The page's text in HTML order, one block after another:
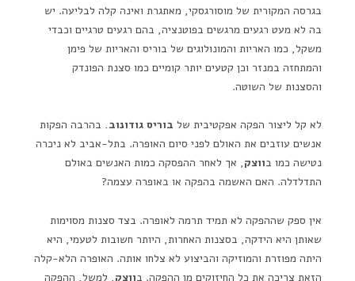
בגרסה המקורית של מוסורגסקי, מאתגרת ואינה קלה לבליעה. יש
בה לא מעט רגעים מרגשים בפוטנציה, בהם רגעים טרגיים וכבדי
משקל, כמו האריות והמונולוגים של בוריס והאריות של פימן
והמתחזה במנזר וכן קטעים יותר קומיים כמו סצנת הפונדק
והסצנות של השוטה.
לא קל ליצור הפקה אפקטיבית של בוריס גודונוב. בהרבה הפקות
אנשים עוזבים את האולם לפני סיום האופרה. בתל-אביב לא ניכרה
נטישה כמו בווצק, אך לאחר ההפסקה כמות האנשים באולם
התדלדלה. האם האשמה בהפקה או באופרה עצמה?
אין ספק שההפקה לא תמיד תרמה לאופרה. בצד סצנות מסוימות
שאותן היא הידקה, בסצנות האחרות, היותר חשובות לטעמי, היא
היתה מפוזרת והמוזיקה והביצוע לא צלחו אותה. האופרה הלא-קלה
הזאת צריכה את כל החיזוקים מן ההפקה. בווצק, למשל, ההפקה